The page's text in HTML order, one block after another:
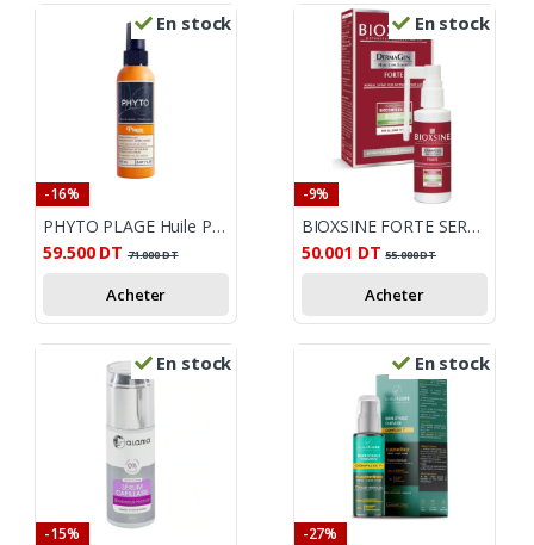
En stock
-16%
PHYTO PLAGE Huile Protectrice Cheveux – 100 ml
59.500 DT 71.000DT
Acheter
En stock
-9%
BIOXSINE FORTE SERUM ANTI CHUTE 50ML
50.001 DT 55.000DT
Acheter
En stock
-15%
En stock
-27%